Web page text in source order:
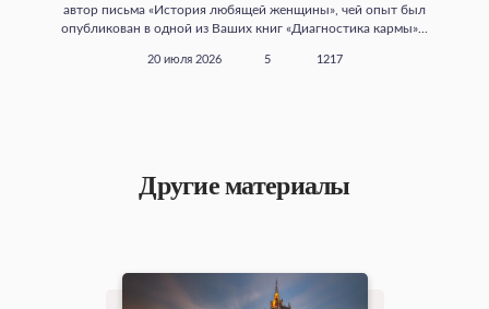
автор письма «История любящей женщины», чей опыт был
опубликован в одной из Ваших книг «Диагностика кармы»...
20 июля 2026 5 1217
Другие материалы